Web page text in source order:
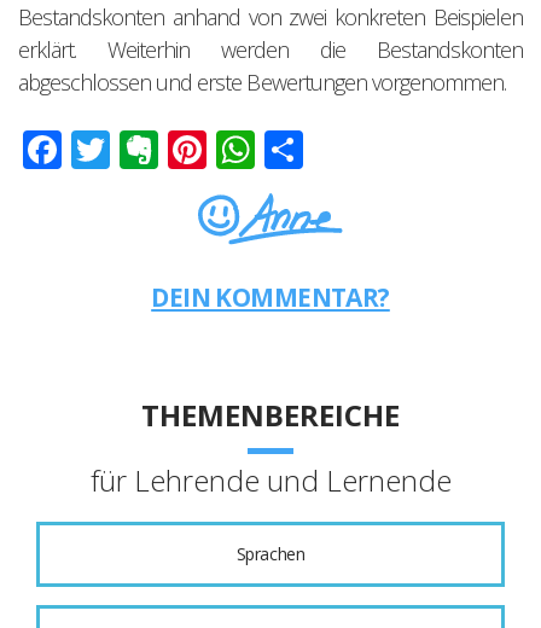
Bestandskonten anhand von zwei konkreten Beispielen
erklärt. Weiterhin werden die Bestandskonten
abgeschlossen und erste Bewertungen vorgenommen.
Facebook
Twitter
Evernote
Pinterest
WhatsApp
DEIN KOMMENTAR?
THEMENBEREICHE
für Lehrende und Lernende
Sprachen